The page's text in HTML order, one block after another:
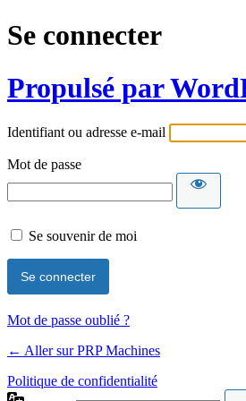
Se connecter
Propulsé par
Identifiant ou adresse e-mail
Mot de passe
Se souvenir de moi
Mot de passe oublié ?
← Aller sur PRP Machines
Politique de confidentialité